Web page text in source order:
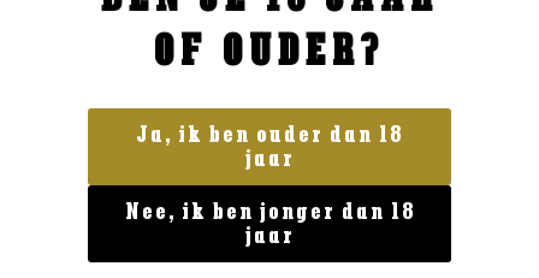
OF OUDER?
Ja, ik ben ouder dan 18
jaar
Nee, ik ben jonger dan 18
jaar